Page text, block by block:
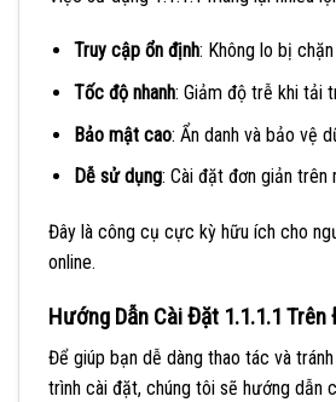
Truy cập ổn định: Không lo bị
Tốc độ nhanh: Giảm độ trễ khi tải
Bảo mật cao: Ẩn danh và bảo vệ
Dễ sử dụng: Cài đặt đơn giản trên
Đây là công cụ cực kỳ hữu ích cho
online.
Hướng Dẫn Cài Đặt 1.1.1.1 Trên
Để giúp bạn dễ dàng thao tác và
trình cài đặt, chúng tôi sẽ hướng dẫn